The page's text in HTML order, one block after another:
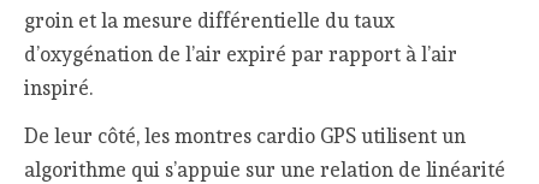
groin et la mesure différentielle du taux
d’oxygénation de l’air expiré par rapport à l’air
inspiré.
De leur côté, les montres cardio GPS utilisent un
algorithme qui s’appuie sur une relation de linéarité